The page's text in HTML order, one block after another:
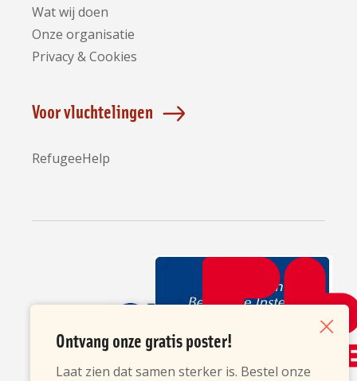
Wat wij doen
Onze organisatie
Privacy & Cookies
Voor vluchtelingen
RefugeeHelp
Ontvang onze gratis poster!
Laat zien dat samen sterker is. Bestel onze
Sluiten